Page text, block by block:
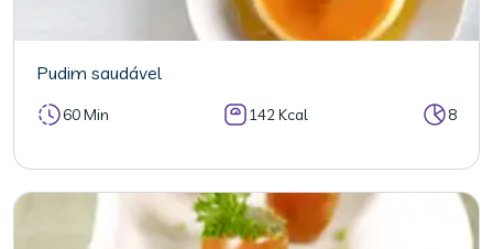
Pudim saudável
60 Min 142 Kcal 8